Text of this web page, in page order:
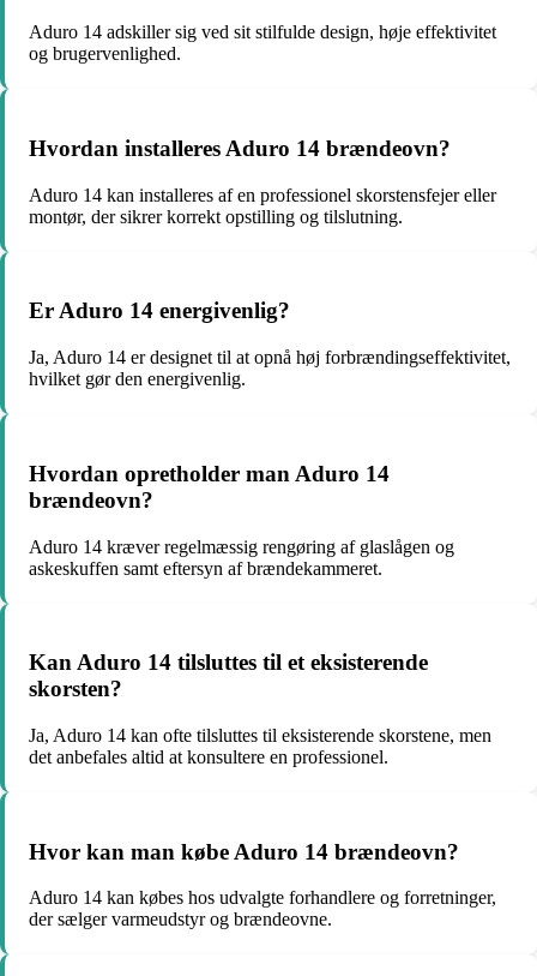
Aduro 14 adskiller sig ved sit stilfulde design, høje effektivitet
og brugervenlighed.
Hvordan installeres Aduro 14 brændeovn?
Aduro 14 kan installeres af en professionel skorstensfejer eller
montør, der sikrer korrekt opstilling og tilslutning.
Er Aduro 14 energivenlig?
Ja, Aduro 14 er designet til at opnå høj forbrændingseffektivitet,
hvilket gør den energivenlig.
Hvordan opretholder man Aduro 14
brændeovn?
Aduro 14 kræver regelmæssig rengøring af glaslågen og
askeskuffen samt eftersyn af brændekammeret.
Kan Aduro 14 tilsluttes til et eksisterende
skorsten?
Ja, Aduro 14 kan ofte tilsluttes til eksisterende skorstene, men
det anbefales altid at konsultere en professionel.
Hvor kan man købe Aduro 14 brændeovn?
Aduro 14 kan købes hos udvalgte forhandlere og forretninger,
der sælger varmeudstyr og brændeovne.